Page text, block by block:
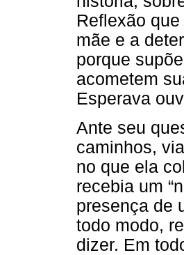
Reflexão
mãe e a
porque
acometem
Esperava
Ante seu
caminhos,
no que ela
recebia um
presença de
todo modo,
dizer. Em